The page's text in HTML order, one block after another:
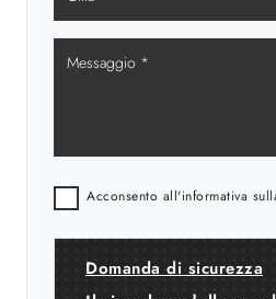
Acconsento all'informativa
Domanda di sicurezza